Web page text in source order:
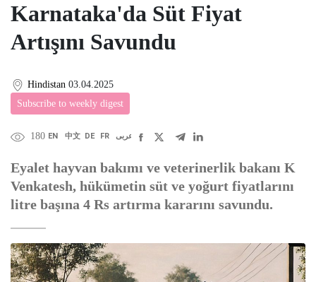
Karnataka'da Süt Fiyat
Artışını Savundu
Hindistan 03.04.2025
Subscribe to weekly digest
180 EN 中文 DE FR عربى
Eyalet hayvan bakımı ve veterinerlik bakanı K
Venkatesh, hükümetin süt ve yoğurt fiyatlarını
litre başına 4 Rs artırma kararını savundu.